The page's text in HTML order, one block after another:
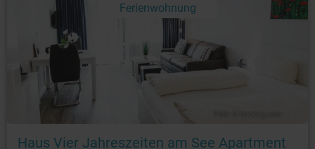
Ferienwohnung
Haus Vier Jahreszeiten am See Apartment